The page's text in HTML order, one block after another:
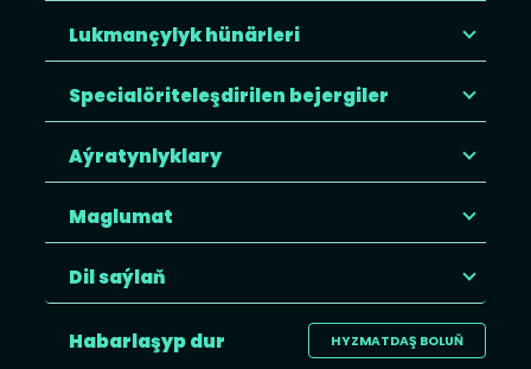
Lukmançylyk hünärleri
Specialöriteleşdirilen bejergiler
Aýratynlyklary
Maglumat
Dil saýlaň
HYZMATDAŞ BOLUŇ
Habarlaşyp dur